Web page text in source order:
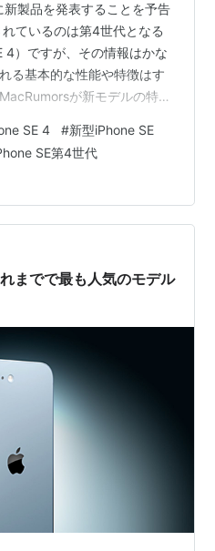
製品を発表することを予告
ているのは第4世代となる
4）ですが、その情報はかな
る基本的な性能や特徴はす
が新モデルの特徴
A18チップ＆8GBの
信性能 衛星経由の緊急SOS
動時間 価格 イベント開催
イメージ
SE 4 #新型iPhone SE
SE第4世代
までで最も人気のモデル